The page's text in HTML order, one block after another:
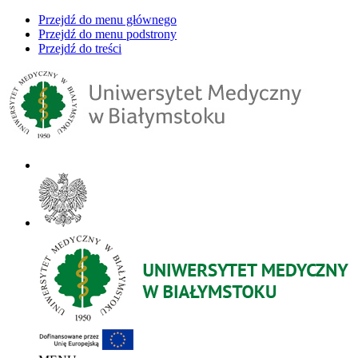
Przejdź do menu głównego
Przejdź do menu podstrony
Przejdź do treści